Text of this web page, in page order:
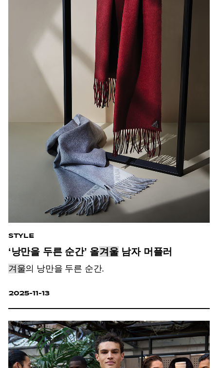
STYLE
‘낭만을 두른 순간’ 올겨울남자 머플러
겨울의 낭만을 두른 순간.
2025-11-13